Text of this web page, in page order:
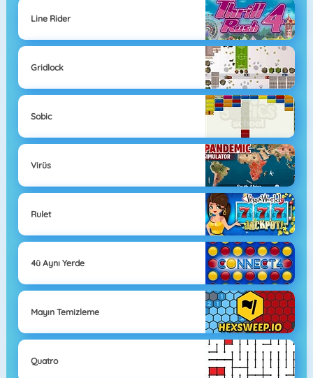
Line Rider
Gridlock
Sobic
Virüs
Rulet
4ü Aynı Yerde
Mayın Temizleme
Quatro